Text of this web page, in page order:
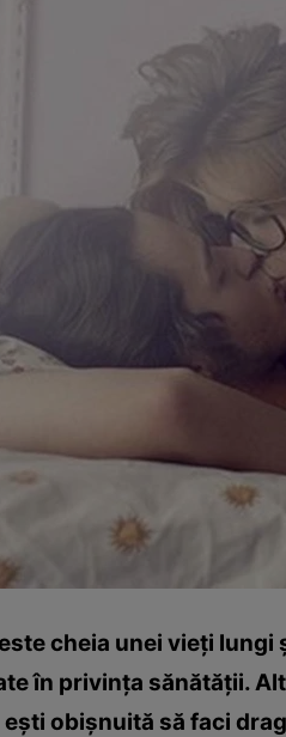
cheia unei vieţi
în privinţa sănătăţii.
eşti obişnuită să faci